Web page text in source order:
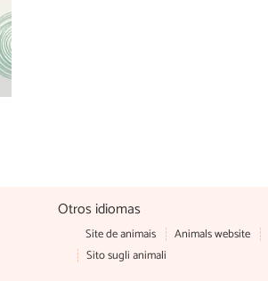
Otros idiomas
Site de animais Animals website
Sito sugli animali